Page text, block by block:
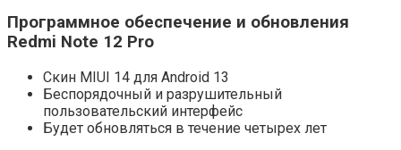
Программное обеспечение и обновления
Redmi Note 12 Pro
Скин MIUI 14 для Android 13
Беспорядочный и разрушительный
пользовательский интерфейс
Будет обновляться в течение четырех лет